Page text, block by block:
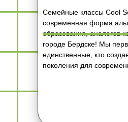
Семейные классы Cool
современная форма
образования, аналогов
городе Бердске! Мы
единственные, кто
поколения для